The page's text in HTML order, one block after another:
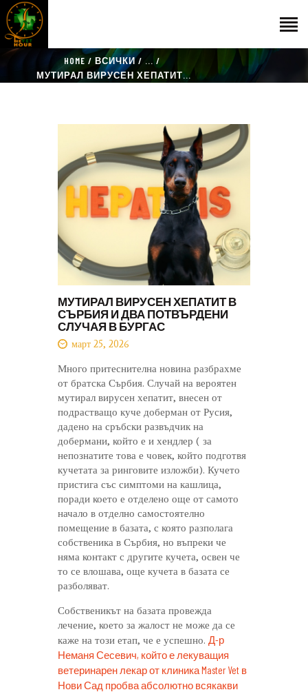
HOME ВСИЧКИ
...
МУТИРАЛ ВИРУСЕН ХЕПАТИТ...
НАЧАЛО
THE VET HOUR
БЛОГ
КОНТАКТ
МУТИРАЛ ВИРУСЕН ХЕПАТИТ В
СЪРБИЯ И ДВА ПОТВЪРДЕНИ
СЛУЧАЯ В БУРГАС
март 25, 2026
Много притеснителна новина разбрахме
от братска Сърбия. Случай на вероятен
мутирал вирусен хепатит, внесен от
подрастващо куче доберман от Русия,
дадено на сръбски развъдчик на
добермани, който е и хендлер ( за
непознатите това е човек, който подготвя
кучетата за ринговите изложби). Кучето
пристига със симптоми на кашлица,
поради което е отделено още от самото
начало в отделно самостоятелно
помещение в базата, с която разполага
собственика в Сърбия, но въпреки че
няма контакт с другите кучета, освен че
то се влошава, още кучета в базата се
разболяват.
Собственикът на базата провежда
лечение, което за жалост не може да се
каже на този етап, че е успешно. Д-р
Неманя Сесевич, който е лекуващия
ветеринарен лекар от клиника Master Vet в
Нови Сад пробва абсолютно всякакви